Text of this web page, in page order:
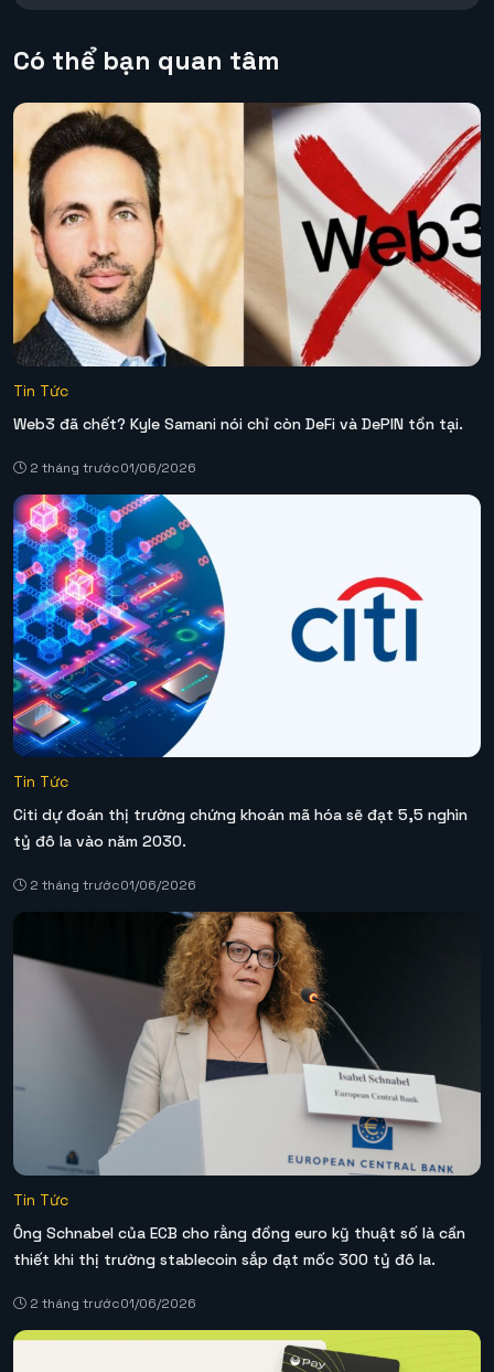
Có thể bạn quan tâm
Tin Tức
Web3 đã chết? Kyle Samani nói chỉ còn DeFi và DePIN tồn tại.
2 tháng trước01/06/2026
Tin Tức
Citi dự đoán thị trường chứng khoán mã hóa sẽ đạt 5,5 nghìn
tỷ đô la vào năm 2030.
2 tháng trước01/06/2026
Tin Tức
Ông Schnabel của ECB cho rằng đồng euro kỹ thuật số là cần
thiết khi thị trường stablecoin sắp đạt mốc 300 tỷ đô la.
2 tháng trước01/06/2026